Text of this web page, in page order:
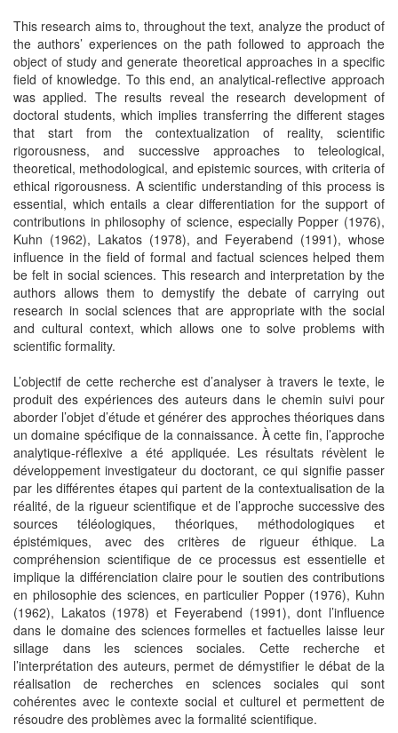
This research aims to, throughout the text, analyze the product of
the authors’ experiences on the path followed to approach the
object of study and generate theoretical approaches in a specific
field of knowledge. To this end, an analytical-reflective approach
was applied. The results reveal the research development of
doctoral students, which implies transferring the different stages
that start from the contextualization of reality, scientific
rigorousness, and successive approaches to teleological,
theoretical, methodological, and epistemic sources, with criteria of
ethical rigorousness. A scientific understanding of this process is
essential, which entails a clear differentiation for the support of
contributions in philosophy of science, especially Popper (1976),
Kuhn (1962), Lakatos (1978), and Feyerabend (1991), whose
influence in the field of formal and factual sciences helped them
be felt in social sciences. This research and interpretation by the
authors allows them to demystify the debate of carrying out
research in social sciences that are appropriate with the social
and cultural context, which allows one to solve problems with
scientific formality.
L’objectif de cette recherche est d’analyser à travers le texte, le
produit des expériences des auteurs dans le chemin suivi pour
aborder l’objet d’étude et générer des approches théoriques dans
un domaine spécifique de la connaissance. À cette fin, l’approche
analytique-réflexive a été appliquée. Les résultats révèlent le
développement investigateur du doctorant, ce qui signifie passer
par les différentes étapes qui partent de la contextualisation de la
réalité, de la rigueur scientifique et de l’approche successive des
sources téléologiques, théoriques, méthodologiques et
épistémiques, avec des critères de rigueur éthique. La
compréhension scientifique de ce processus est essentielle et
implique la différenciation claire pour le soutien des contributions
en philosophie des sciences, en particulier Popper (1976), Kuhn
(1962), Lakatos (1978) et Feyerabend (1991), dont l’influence
dans le domaine des sciences formelles et factuelles laisse leur
sillage dans les sciences sociales. Cette recherche et
l’interprétation des auteurs, permet de démystifier le débat de la
réalisation de recherches en sciences sociales qui sont
cohérentes avec le contexte social et culturel et permettent de
résoudre des problèmes avec la formalité scientifique.